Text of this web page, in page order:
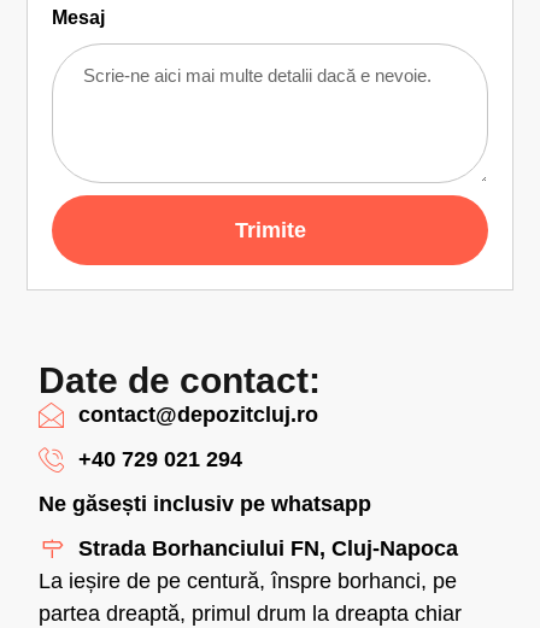
Mesaj
Trimite
Date de contact:
contact@depozitcluj.ro
+40 729 021 294
Ne găsești inclusiv pe whatsapp
Strada Borhanciului FN, Cluj-Napoca
La ieșire de pe centură, înspre borhanci, pe
partea dreaptă, primul drum la dreapta chiar